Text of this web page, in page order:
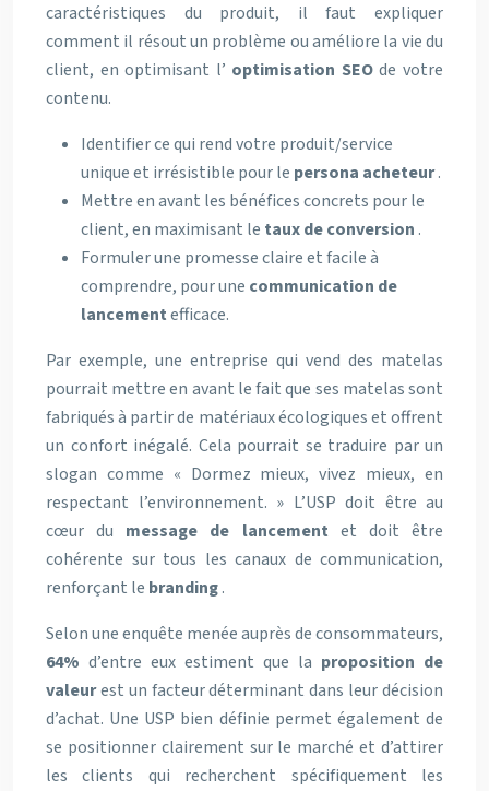
caractéristiques du produit, il faut expliquer
comment il résout un problème ou améliore la vie du
client, en optimisant l’ optimisation SEOde votre
contenu.
Identifier ce qui rend votre produit/service
unique et irrésistible pour le persona acheteur.
Mettre en avant les bénéfices concrets pour le
client, en maximisant le taux de conversion .
Formuler une promesse claire et facile à
comprendre, pour une communication de
lancementefficace.
Par exemple, une entreprise qui vend des matelas
pourrait mettre en avant le fait que ses matelas sont
fabriqués à partir de matériaux écologiques et offrent
un confort inégalé. Cela pourrait se traduire par un
slogan comme « Dormez mieux, vivez mieux, en
respectant l’environnement. » L’USP doit être au
cœur du message de lancement et doit être
cohérente sur tous les canaux de communication,
renforçant le branding.
Selon une enquête menée auprès de consommateurs,
64% d’entre eux estiment que la proposition de
valeurest un facteur déterminant dans leur décision
d’achat. Une USP bien définie permet également de
se positionner clairement sur le marché et d’attirer
les clients qui recherchent spécifiquement les